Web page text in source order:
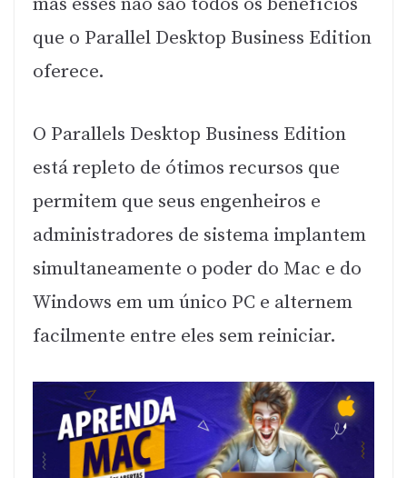
mas esses não são todos os benefícios
que o Parallel Desktop Business Edition
oferece.
O Parallels Desktop Business Edition
está repleto de ótimos recursos que
permitem que seus engenheiros e
administradores de sistema implantem
simultaneamente o poder do Mac e do
Windows em um único PC e alternem
facilmente entre eles sem reiniciar.